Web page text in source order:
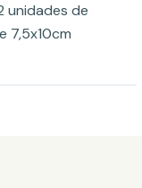
unidades de
7,5x10cm